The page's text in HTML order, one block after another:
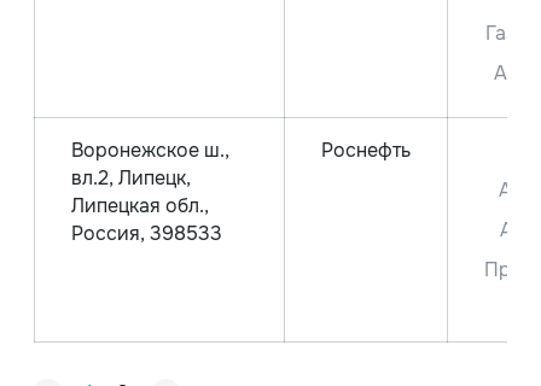
Газ
Аи-
Воронежское ш.,
вл.2, Липецк,
Липецкая обл.,
Россия, 398533
Роснефть
Аи-
Аи-